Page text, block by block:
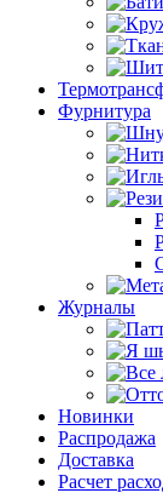
Фурнитура
Журналы
Новинки
Распродажа
Доставка
Расчет